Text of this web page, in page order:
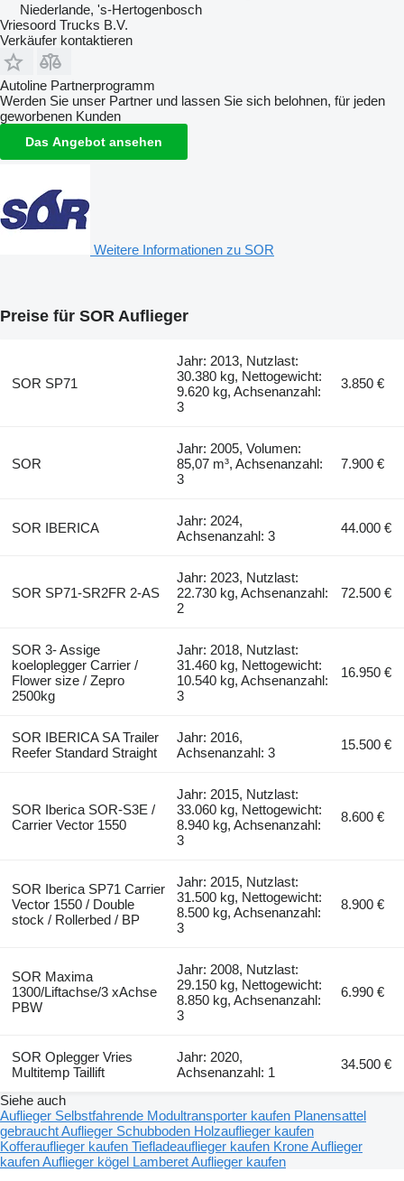
Niederlande, 's-Hertogenbosch
Vriesoord Trucks B.V.
Verkäufer kontaktieren
Autoline Partnerprogramm
Werden Sie unser Partner und lassen Sie sich belohnen, für jeden
geworbenen Kunden
Das Angebot ansehen
Weitere Informationen zu SOR
Preise für SOR Auflieger
SOR SP71
Jahr: 2013, Nutzlast:
30.380 kg, Nettogewicht:
9.620 kg, Achsenanzahl:
3
3.850 €
SOR
Jahr: 2005, Volumen:
85,07 m³, Achsenanzahl:
3
7.900 €
SOR IBERICA
Jahr: 2024,
Achsenanzahl: 3
44.000 €
SOR SP71-SR2FR 2-AS
Jahr: 2023, Nutzlast:
22.730 kg, Achsenanzahl:
2
72.500 €
SOR 3- Assige
koeloplegger Carrier /
Flower size / Zepro
2500kg
Jahr: 2018, Nutzlast:
31.460 kg, Nettogewicht:
10.540 kg, Achsenanzahl:
3
16.950 €
SOR IBERICA SA Trailer
Reefer Standard Straight
Jahr: 2016,
Achsenanzahl: 3
15.500 €
SOR Iberica SOR-S3E /
Carrier Vector 1550
Jahr: 2015, Nutzlast:
33.060 kg, Nettogewicht:
8.940 kg, Achsenanzahl:
3
8.600 €
SOR Iberica SP71 Carrier
Vector 1550 / Double
stock / Rollerbed / BP
Jahr: 2015, Nutzlast:
31.500 kg, Nettogewicht:
8.500 kg, Achsenanzahl:
3
8.900 €
SOR Maxima
1300/Liftachse/3 xAchse
PBW
Jahr: 2008, Nutzlast:
29.150 kg, Nettogewicht:
8.850 kg, Achsenanzahl:
3
6.990 €
SOR Oplegger Vries
Multitemp Taillift
Jahr: 2020,
Achsenanzahl: 1
34.500 €
Siehe auch
Auflieger Selbstfahrende Modultransporter kaufen Planensattel
gebrauchtAuflieger Schubboden Holzauflieger kaufen
Kofferauflieger kaufen Tiefladeauflieger kaufen Krone Auflieger
kaufenAuflieger kögel Lamberet Auflieger kaufen